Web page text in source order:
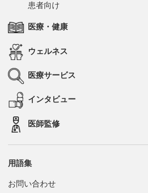
患者向け
医療・健康
ウェルネス
医療サービス
インタビュー
医師監修
用語集
お問い合わせ